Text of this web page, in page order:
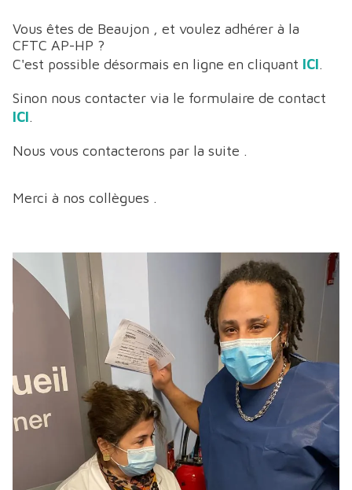
Vous êtes de Beaujon , et voulez adhérer à la
CFTC AP-HP ?
C'est possible désormais en ligne en cliquant ICI.
Sinon nous contacter via le formulaire de contact
ICI.
Nous vous contacterons par la suite .
Merci à nos collègues .